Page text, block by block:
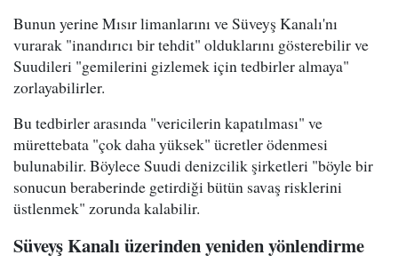
Bunun yerine Mısır limanlarını ve Süveyş Kanalı'nı
vurarak "inandırıcı bir tehdit" olduklarını gösterebilir ve
Suudileri "gemilerini gizlemek için tedbirler almaya"
zorlayabilirler.
Bu tedbirler arasında "vericilerin kapatılması" ve
mürettebata "çok daha yüksek" ücretler ödenmesi
bulunabilir. Böylece Suudi denizcilik şirketleri "böyle bir
sonucun beraberinde getirdiği bütün savaş risklerini
üstlenmek" zorunda kalabilir.
Süveyş Kanalı üzerinden yeniden yönlendirme